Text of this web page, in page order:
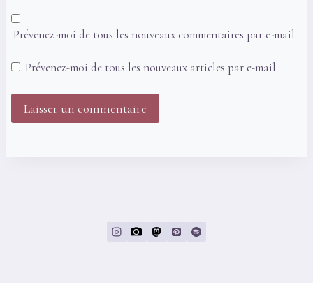
Prévenez-moi de tous les nouveaux commentaires par e-mail.
Prévenez-moi de tous les nouveaux articles par e-mail.